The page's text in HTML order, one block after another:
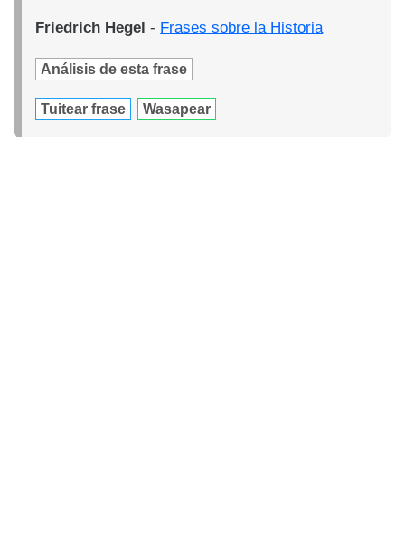
Friedrich Hegel - Frases sobre la Historia
Análisis de esta frase
Tuitear frase Wasapear